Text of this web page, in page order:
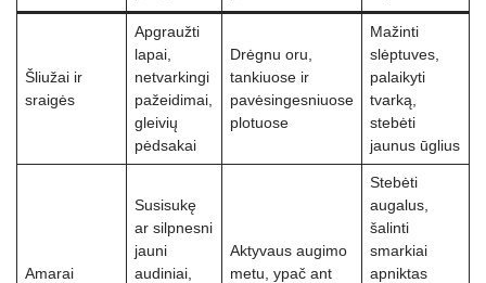
Šliužai ir
sraigės
Apgraužti
lapai,
netvarkingi
pažeidimai,
gleivių
pėdsakai
Drėgnu oru,
tankiuose ir
pavėsingesniuose
plotuose
Mažinti
slėptuves,
palaikyti
tvarką,
stebėti
jaunus ūglius
Amarai
Susisukę
ar silpnesni
jauni
audiniai,
Aktyvaus augimo
metu, ypač ant
Stebėti
augalus,
šalinti
smarkiai
apniktas